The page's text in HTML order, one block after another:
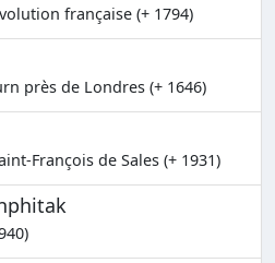
française (+ 1794)
près de Londres (+ 1646)
François de Sales (+ 1931)